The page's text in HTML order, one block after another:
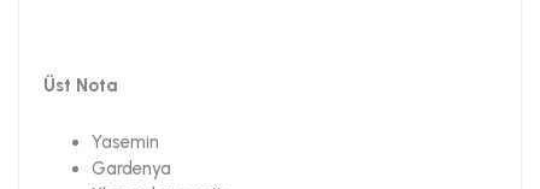
Üst Nota
Yasemin
Gardenya